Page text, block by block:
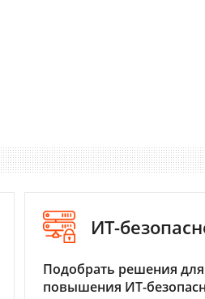
ИТ-
Подобрать решения для
повышения ИТ-